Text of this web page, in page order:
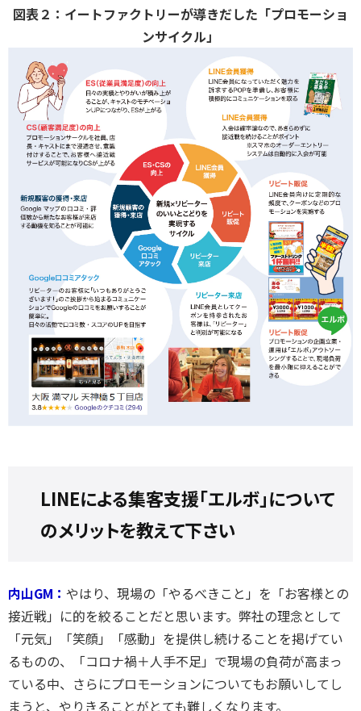
図表２：イートファクトリーが導きだした「プロモーショ
ンサイクル」
LINEによる集客支援「エルボ」について
のメリットを教えて下さい
内山GM： やはり、現場の「やるべきこと」を「お客様との
接近戦」に的を絞ることだと思います。弊社の理念として
「元気」「笑顔」「感動」を提供し続けることを掲げてい
るものの、「コロナ禍＋人手不足」で現場の負荷が高まっ
ている中、さらにプロモーションについてもお願いしてし
まうと、やりきることがとても難しくなります。